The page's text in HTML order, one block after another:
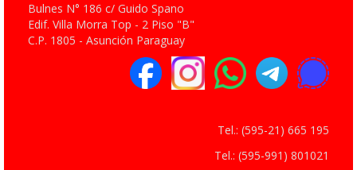
Bulnes N° 186 c/ Guido Spano
Edif. Villa Morra Top - 2 Piso "B"
C.P. 1805 - Asunción Paraguay
Tel.: (595-21) 665 195
Tel.: (595-991) 801021